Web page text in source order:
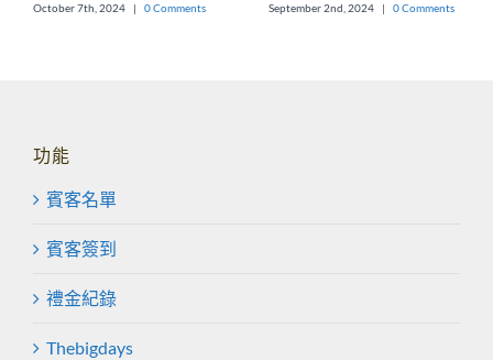
October 7th, 2024 | 0 Comments September 2nd, 2024 | 0 Comments
功能
賓客名單
賓客簽到
禮金紀錄
Thebigdays